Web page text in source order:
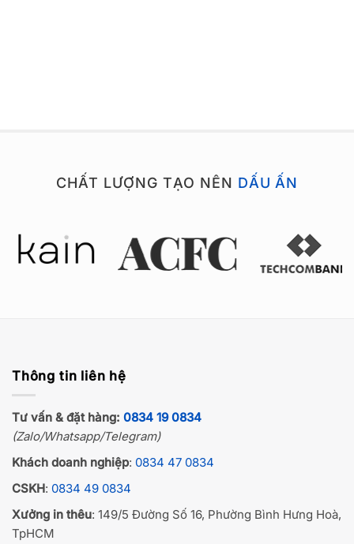
CHẤT LƯỢNG TẠO NÊN DẤU ẤN
Thông tin liên hệ
Tư vấn & đặt hàng: 0834 19 0834
(Zalo/Whatsapp/Telegram)
Khách doanh nghiệp: 0834 47 0834
CSKH: 0834 49 0834
Xưởng in thêu: 149/5 Đường Số 16, Phường Bình Hưng Hoà,
TpHCM